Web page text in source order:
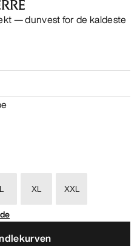
— dunvest for de kaldeste
L XL
XXL